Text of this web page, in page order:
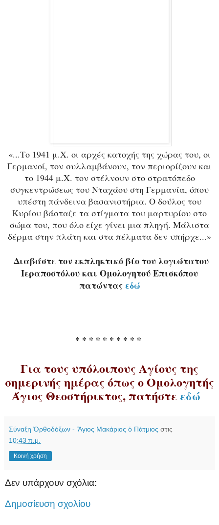
«...Το 1941 μ.Χ. οι αρχές κατοχής της χώρας του, οι
Γερμανοί, τον συλλαμβάνουν, τον περιορίζουν και
το 1944 μ.Χ. τον στέλνουν στο στρατόπεδο
συγκεντρώσεως του Νταχάου στη Γερμανία, όπου
υπέστη πάνδεινα βασανιστήρια. Ο δούλος του
Κυρίου βάσταζε τα στίγματα του μαρτυρίου στο
σώμα του, που όλο είχε γίνει μια πληγή. Μάλιστα
δέρμα στην πλάτη και στα πέλματα δεν υπήρχε...»
Διαβάστε τον εκπληκτικό βίο του λογιώτατου
Ιεραποστόλου και Ομολογητού Επισκόπου
πατώνταςεδώ
* * * * * * * * * *
Για τους υπόλοιπους Αγίους της
σημερινής ημέρας όπως ο Ομολογητής
Άγιος Θεοστήρικτος, πατήστε εδώ
Σύναξη Ὀρθοδόξων - Ἅγιος Μακάριος ὁ Πάτμιος στις
10:43 π.μ.
Κοινή χρήση
Δεν υπάρχουν σχόλια:
Δημοσίευση σχολίου